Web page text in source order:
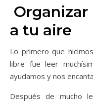
Organizar
a tu aire
Lo primero que
libre fue leer
ayudamos y nos
Después de mucho